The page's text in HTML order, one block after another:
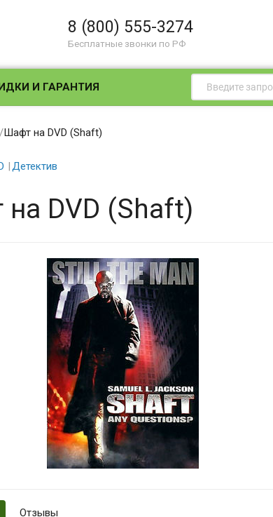
8 (800) 555-3274
Бесплатные звонки по РФ
И ГАРАНТИЯ
/Шафт на DVD (Shaft)
Детектив
DVD (Shaft)
Отзывы